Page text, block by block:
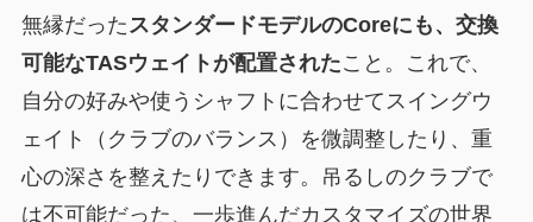
無縁だった スタンダードモデルのCoreにも、交換
可能なTASウェイトが配置されたこと。これで、
自分の好みや使うシャフトに合わせてスイングウ
ェイト（クラブのバランス）を微調整したり、重
心の深さを整えたりできます。吊るしのクラブで
は不可能だった、一歩進んだカスタマイズの世界